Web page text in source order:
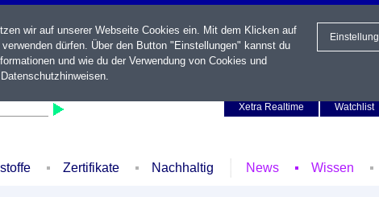
Xetra Realtime
Watchlist
Zertifikate Nachhaltig News Wissen
wir auf unserer Webseite Cookies ein. Mit dem Klicken auf
dürfen. Über den Button "Einstellungen" kannst du
und wie du der Verwendung von Cookies und
Datenschutzhinweisen.